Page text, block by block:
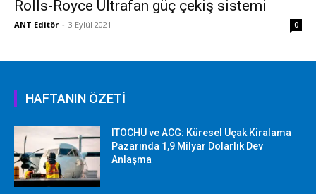
Rolls-Royce Ultrafan güç çekiş sistemi
ANT Editör - 3 Eylül 2021 0
HAFTANIN ÖZETİ
ITOCHU ve ACG: Küresel Uçak Kiralama
Pazarında 1,9 Milyar Dolarlık Dev
Anlaşma